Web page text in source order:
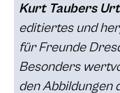
Kurt Taubers
editiertes und
fürFreunde
Besonders
denAbbildungen